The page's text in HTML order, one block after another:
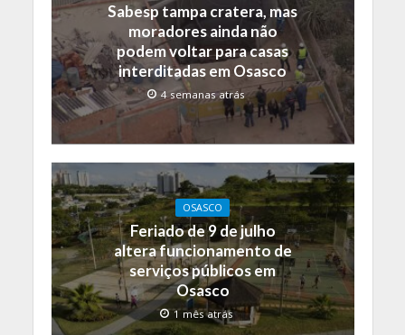
Sabesp tampa cratera, mas
moradores ainda não
podem voltar para casas
interditadas em Osasco
4 semanas atrás
OSASCO
Feriado de 9 de julho
altera funcionamento de
serviços públicos em
Osasco
1 mês atrás